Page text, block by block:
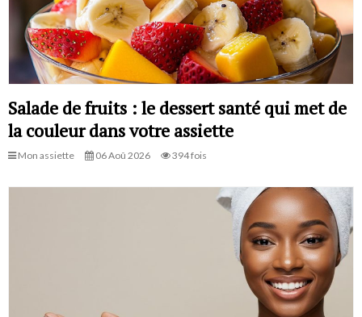
Salade de fruits : le dessert santé qui met de
la couleur dans votre assiette
Mon assiette 06 Aoû 2026 394 fois